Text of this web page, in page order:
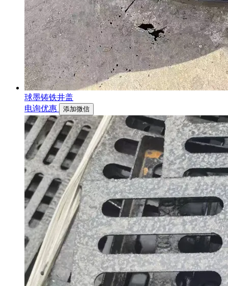
球墨铸铁井盖
电询优惠
添加微信